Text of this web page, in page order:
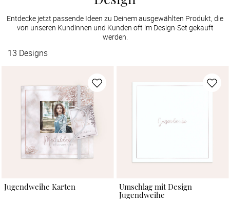
Entdecke jetzt passende Ideen zu Deinem ausgewählten Produkt, die
von unseren Kundinnen und Kunden oft im Design-Set gekauft
werden.
13 Designs
Jugendweihe Karten
Umschlag mit Design
Jugendweihe